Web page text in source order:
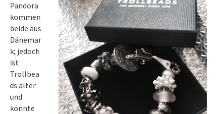
Pandora
kommen
beide aus
Dänemar
k; jedoch
ist
Trollbea
ds älter
und
könnte